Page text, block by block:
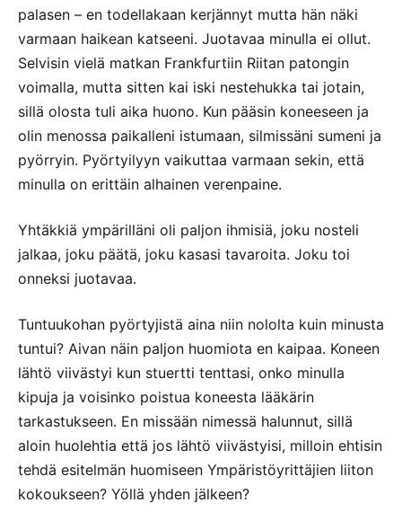
palasen – en todellakaan kerjännyt mutta hän näki
varmaan haikean katseeni. Juotavaa minulla ei ollut.
Selvisin vielä matkan Frankfurtiin Riitan patongin
voimalla, mutta sitten kai iski nestehukka tai jotain,
sillä olosta tuli aika huono. Kun pääsin koneeseen ja
olin menossa paikalleni istumaan, silmissäni sumeni ja
pyörryin. Pyörtyilyyn vaikuttaa varmaan sekin, että
minulla on erittäin alhainen verenpaine.
Yhtäkkiä ympärilläni oli paljon ihmisiä, joku nosteli
jalkaa, joku päätä, joku kasasi tavaroita. Joku toi
onneksi juotavaa.
Tuntuukohan pyörtyjistä aina niin nololta kuin minusta
tuntui? Aivan näin paljon huomiota en kaipaa. Koneen
lähtö viivästyi kun stuertti tenttasi, onko minulla
kipuja ja voisinko poistua koneesta lääkärin
tarkastukseen. En missään nimessä halunnut, sillä
aloin huolehtia että jos lähtö viivästyisi, milloin ehtisin
tehdä esitelmän huomiseen Ympäristöyrittäjien liiton
kokoukseen? Yöllä yhden jälkeen?